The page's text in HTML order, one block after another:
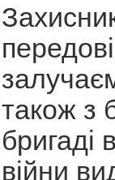
також з
бригаді
війни